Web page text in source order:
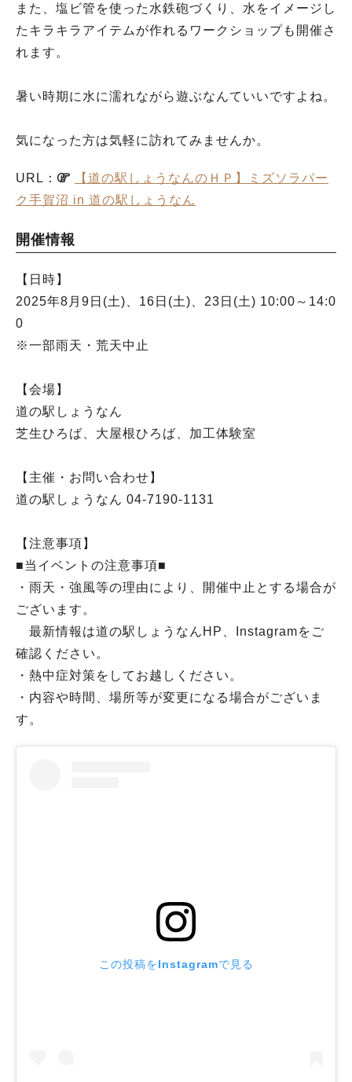
また、塩ビ管を使った水鉄砲づくり、水をイメージし
たキラキラアイテムが作れるワークショップも開催さ
れます。
暑い時期に水に濡れながら遊ぶなんていいですよね。
気になった方は気軽に訪れてみませんか。
URL：
【道の駅しょうなんのＨＰ】ミズソラパー
ク手賀沼 in 道の駅しょうなん
開催情報
【日時】
2025年8月9日(土)、16日(土)、23日(土) 10:00～14:0
0
※一部雨天・荒天中止
【会場】
道の駅しょうなん
芝生ひろば、大屋根ひろば、加工体験室
【主催・お問い合わせ】
道の駅しょうなん 04-7190-1131
【注意事項】
■当イベントの注意事項■
・雨天・強風等の理由により、開催中止とする場合が
ございます。
最新情報は道の駅しょうなんHP、Instagramをご
確認ください。
・熱中症対策をしてお越しください。
・内容や時間、場所等が変更になる場合がございま
す。
この投稿をInstagramで見る